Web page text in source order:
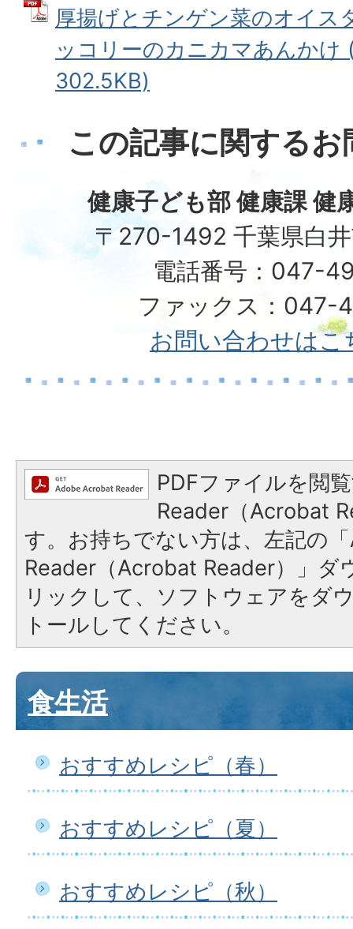
厚揚げとチンゲン菜のオイス
ッコリーのカニカマあんかけ
302.5KB)
この記事に関する
健康子ども部 健康課 健
〒270-1492 千葉県白
電話番号：047-
ファックス：047-
お問い合わせはこ
PDFファイルを閲
Reader（Acrobat
す。お持ちでない方は、左記の
Reader（Acrobat Reader）」ダ
リックして、ソフトウェアをダ
トールしてください。
食生活
おすすめレシピ（春）
おすすめレシピ（夏）
おすすめレシピ（秋）